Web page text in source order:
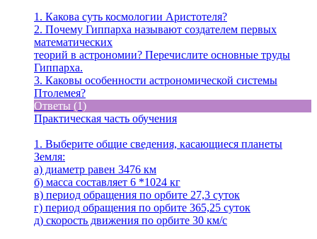
1. Какова суть космологии Аристотеля?
2. Почему Гиппарха называют создателем первых
математических
теорий в астрономии? Перечислите основные труды
Гиппарха.
3. Каковы особенности астрономической системы
Птолемея?
Ответы (1)
Практическая часть обучения
1. Выберите общие сведения, касающиеся планеты
Земля:
а) диаметр равен 3476 км
б) масса составляет 6 *1024 кг
в) период обращения по орбите 27,3 суток
г) период обращения по орбите 365,25 суток
д) скорость движения по орбите 30 км/с